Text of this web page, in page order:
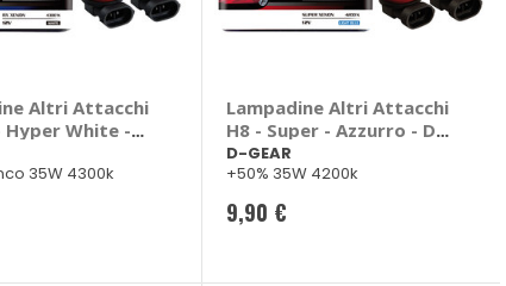
Altri Attacchi
Hyper White -
35W 4300k
Lampadine Altri Attacchi
H8 - Super - Azzurro - D-
GEAR
D-GEAR
+50% 35W 4200k
9,90 €